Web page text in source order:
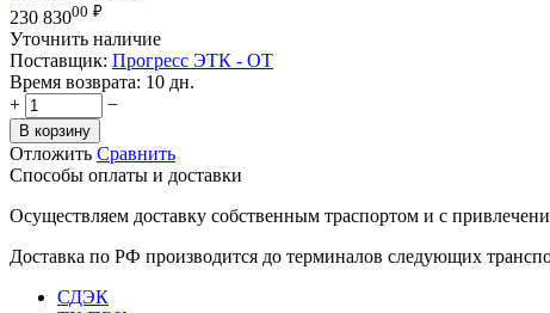
230 83000 ₽
Уточнить наличие
Поставщик: Прогресс ЭТК - OT
Время возврата: 10 дн.
+
−
В корзину
Отложить Сравнить
Способы оплаты и доставки
Осуществляем доставку собственным траспортом и с
Доставка по РФ производится до терминалов следующих
СДЭК